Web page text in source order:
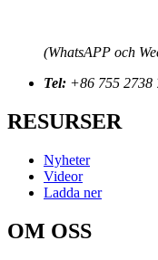
(WhatsAPP och
Tel: +86 755 2738
RESURSER
Nyheter
Videor
Ladda ner
OM OSS